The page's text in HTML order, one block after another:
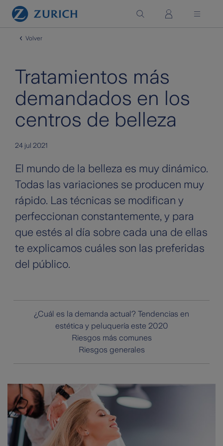
Saltar al contenido principal
Volver
Tratamientos más
demandados en los
centros de belleza
24 jul 2021
El mundo de la belleza es muy dinámico.
Todas las variaciones se producen muy
rápido. Las técnicas se modifican y
perfeccionan constantemente, y para
que estés al día sobre cada una de ellas
te explicamos cuáles son las preferidas
del público.
¿Cuál es la demanda actual? Tendencias en
estética y peluquería este 2020
Riesgos más comunes
Riesgos generales